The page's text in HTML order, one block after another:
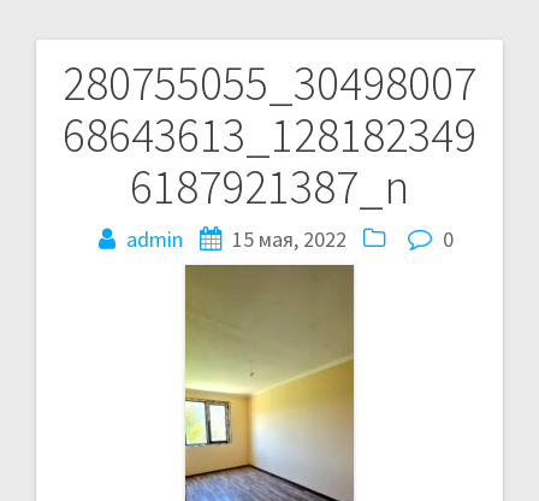
280755055_30498007
68643613_128182349
6187921387_n
admin 15 мая, 2022 0